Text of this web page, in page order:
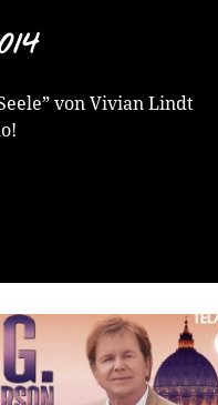
von Vivian Lindt